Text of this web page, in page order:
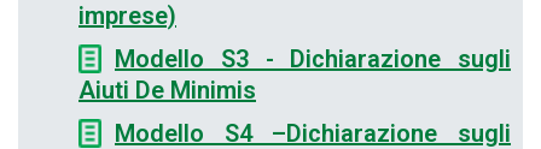
imprese)
Modello S3 - Dichiarazione sugli
Aiuti De Minimis
Modello S4 –Dichiarazione sugli